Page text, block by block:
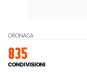
CRONACA
835
CONDIVISIONI